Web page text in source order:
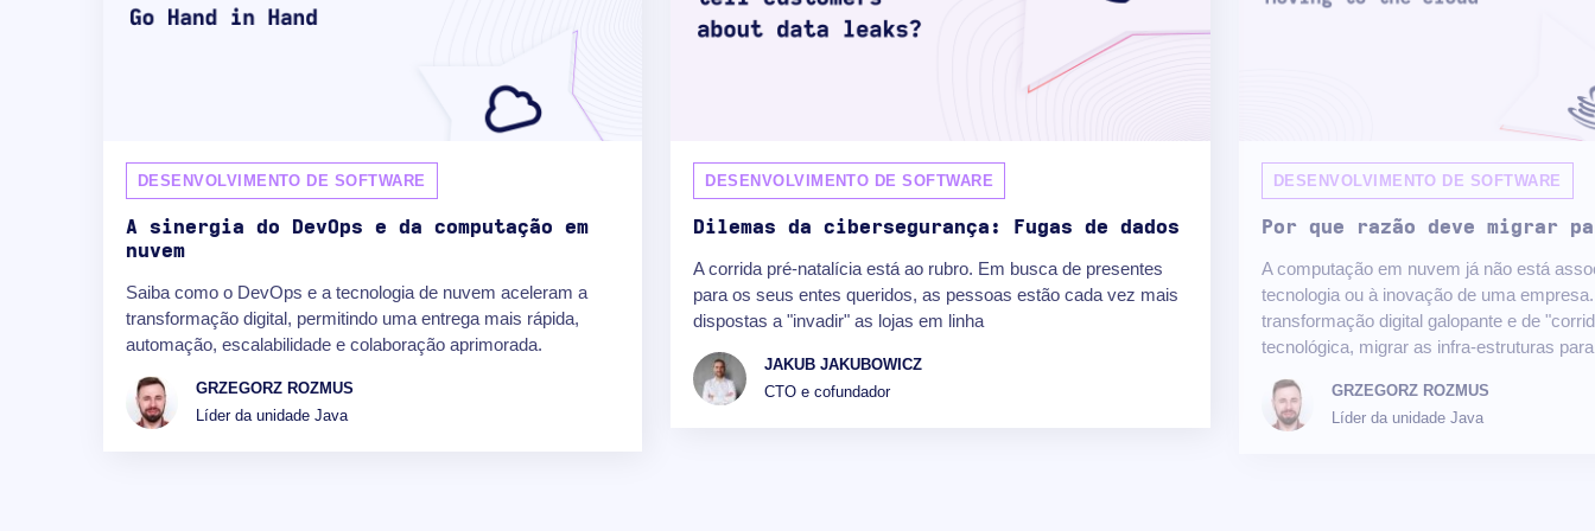
DESENVOLVIMENTO DE SOFTWARE
A sinergia do DevOps e da computação em
nuvem
Saiba como o DevOps e a tecnologia de nuvem aceleram a
transformação digital, permitindo uma entrega mais rápida,
automação, escalabilidade e colaboração aprimorada.
GRZEGORZ ROZMUS
Líder da unidade Java
DESENVOLVIMENTO DE SOFTWARE
Dilemas da cibersegurança: Fugas de dados
A corrida pré-natalícia está ao rubro. Em busca de presentes
para os seus entes queridos, as pessoas estão cada vez mais
dispostas a "invadir" as lojas em linha
JAKUB JAKUBOWICZ
CTO e cofundador
DESENVOLVIMENTO DE SOFTWARE
Por que razão deve migrar
A computação em nuvem já não está
tecnologia ou à inovação de uma
transformação digital galopante e de
tecnológica, migrar as infra-estruturas
GRZEGORZ ROZMUS
Líder da unidade Java